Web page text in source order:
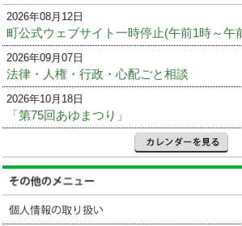
2026年08月12日
町公式ウェブサイト一時停止(午前1時～午
2026年09月07日
法律・人権・行政・心配ごと相談
2026年10月18日
「第75回あゆまつり」